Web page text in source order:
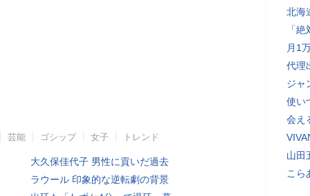
芸能 ゴシップ 女子 トレンド
大久保佳代子 男性に貢いだ過去
ラウール 印象的な逆転劇の背景
北海
「
月1
代理
ジャ
使い
会え
山田
こら